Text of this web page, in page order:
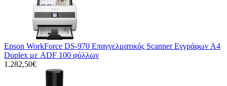
Epson WorkForce DS-970 Επαγγελματικός Scanner Εγγράφων A4
Duplex με ADF 100 φύλλων
1.282,50€